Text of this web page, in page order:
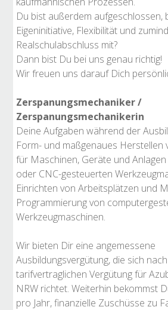
Du bist außerdem aufgeschlossen,
Eigeninitiative, Flexibilität und
Realschulabschluss mit?
Dann bist Du bei uns genau richtig!
Wir freuen uns darauf Dich
Zerspanungsmechaniker /
Zerspanungsmechanikerin
Deine Aufgaben während der
Form- und maßgenaues Herstellen
für Maschinen, Geräte und
oder CNC-gesteuerten
Einrichten von Arbeitsplätzen und
Programmierung von
Werkzeugmaschinen.
Wir bieten Dir eine angemessene
Ausbildungsvergütung, die sich
tarifvertraglichen Vergütung für
NRW richtet. Weiterhin bekommst
pro Jahr, finanzielle Zuschüsse zu